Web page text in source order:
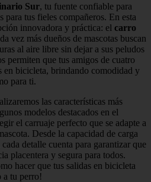
Sur, tu fuente confiable para
tus fieles compañeros. En esta
innovadora y práctica: el carro
vez más dueños de mascotas buscan
al aire libre sin dejar a sus peludos
permiten que tus amigos de cuatro
en bicicleta, brindando comodidad y
para ti.
las características más
modelos destacados en el
el carruaje perfecto que se adapte a
Desde la capacidad de carga
detalle cuenta para garantizar que
placentera y segura para todos.
hacer que tus salidas en bicicleta
a tu perro!